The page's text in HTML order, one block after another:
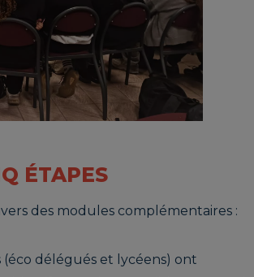
ÉTAPES
des modules complémentaires :
délégués et lycéens) ont